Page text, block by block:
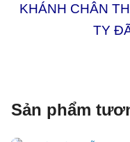
KHÁNH CHÂN
TY
Sản phẩm